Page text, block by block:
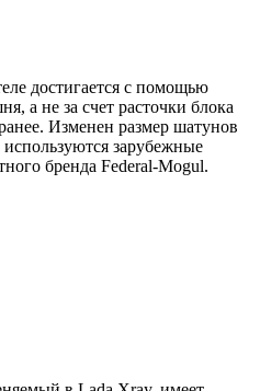
достигается с помощью
а не за счет расточки блока
Изменен размер шатунов
зарубежные
бренда Federal-Mogul.